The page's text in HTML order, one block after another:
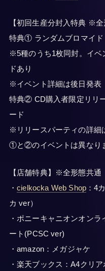
【初回生産分封入特典 ※全
特典① ランダムブロマイド
※5種のうち1枚同封。イベ
ドあり
※イベント詳細は後日発表
特典② CD購入者限定リリ
ード
※リリースパーティの詳細
①と②のイベントは異なり
【店舗特典】※全形態共通
・cielkocka Web Shop ：4
カ ver）
・ポニーキャニオンオン
ート(PCSC ver)
・amazon：メガジャケ
・楽天ブックス：A4クリ